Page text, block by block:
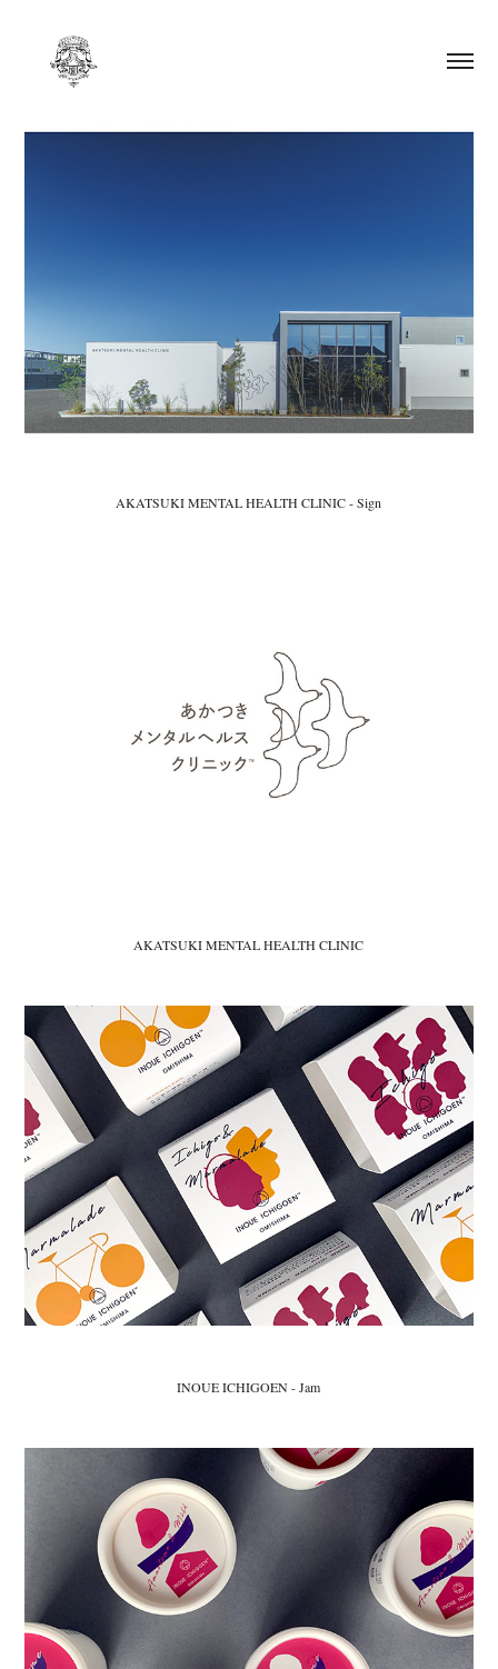
AKATSUKI MENTAL HEALTH CLINIC - Sign
AKATSUKI MENTAL HEALTH CLINIC
INOUE ICHIGOEN - Jam